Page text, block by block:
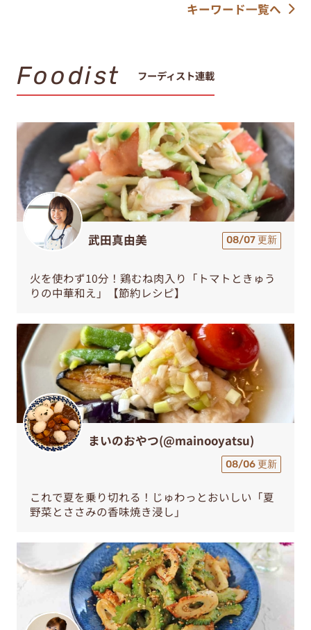
キーワード一覧へ
Foodist フーディスト連載
武田真由美 08/07 更新
火を使わず10分！鶏むね肉入り「トマトときゅう
りの中華和え」【節約レシピ】
まいのおやつ(@mainooyatsu)
08/06 更新
これで夏を乗り切れる！じゅわっとおいしい「夏
野菜とささみの香味焼き浸し」